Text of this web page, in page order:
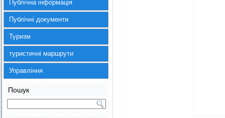
Публічна інформація
Публічні документи
Туризм
туристичні маршрути
Управління
Пошук